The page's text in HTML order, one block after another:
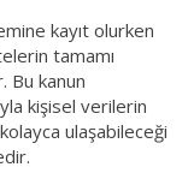
kayıt olurken
tamamı
Bu kanun
kişisel verilerin
ulaşabileceği